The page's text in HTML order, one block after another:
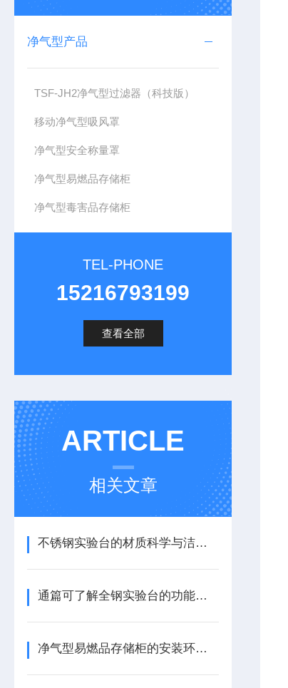
净气型产品
TSF-JH2净气型过滤器（科技版）
移动净气型吸风罩
净气型安全称量罩
净气型易燃品存储柜
净气型毒害品存储柜
TEL-PHONE
15216793199
查看全部
ARTICLE
相关文章
不锈钢实验台的材质科学与洁净环境维护体系
通篇可了解全钢实验台的功能特点
净气型易燃品存储柜的安装环境要求及解决方案